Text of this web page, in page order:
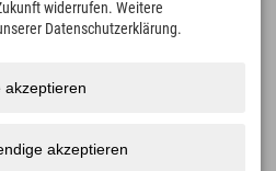
4.634km
Pisten zum Skifahren und
97
widerrufen. Weitere
Datenschutzerklärung.
akzeptieren
akzeptieren